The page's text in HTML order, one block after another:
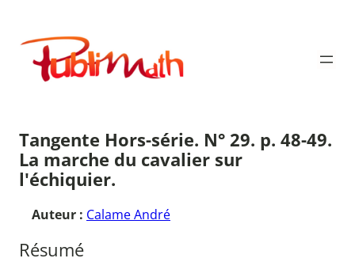
contenu
Publimath
Tangente Hors-série. N° 29. p. 48-49.
La marche du cavalier sur
l'échiquier.
Auteur : Calame André
Résumé